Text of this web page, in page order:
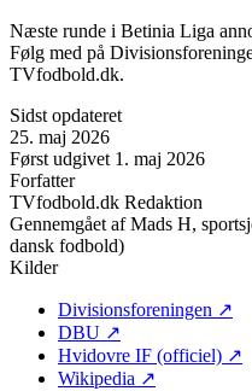
Næste runde i Betinia Liga
Følg med på
TVfodbold.dk.
Sidst opdateret
25. maj 2026
Først udgivet 1. maj 2026
Forfatter
TVfodbold.dk Redaktion
Gennemgået afMads H,
dansk fodbold)
Kilder
Divisionsforeningen ↗
DBU ↗
Hvidovre IF (officiel) ↗
Wikipedia ↗